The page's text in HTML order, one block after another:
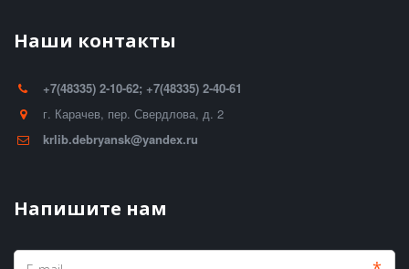
Наши контакты
+7(48335) 2-10-62; +7(48335) 2-40-61
г. Карачев, пер. Свердлова, д. 2
krlib.debryansk@yandex.ru
Напишите нам